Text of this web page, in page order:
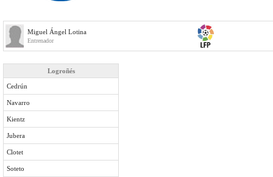
Miguel Ángel Lotina
Entrenador
Logroñés
Cedrún
Navarro
Kientz
Jubera
Clotet
Soteto